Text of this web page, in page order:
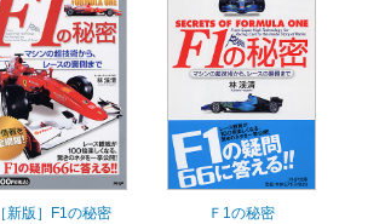
［新版］F1の秘密 Ｆ1の秘密